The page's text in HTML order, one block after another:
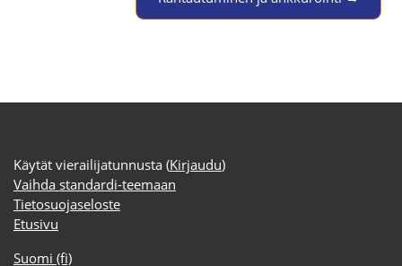
Käytät vierailijatunnusta (Kirjaudu)
Vaihda standardi-teemaan
Tietosuojaseloste
Etusivu
Suomi ‎(fi)‎